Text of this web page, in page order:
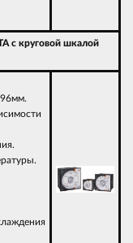
с круговой шкалой